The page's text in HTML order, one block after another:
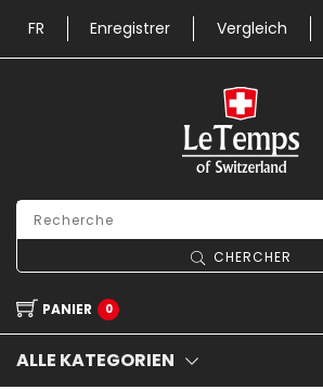
FR Enregistrer Vergleich
CHERCHER
PANIER 0
ALLE KATEGORIEN